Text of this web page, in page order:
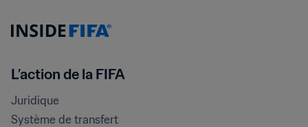
L’action de la FIFA
Juridique
Système de transfert